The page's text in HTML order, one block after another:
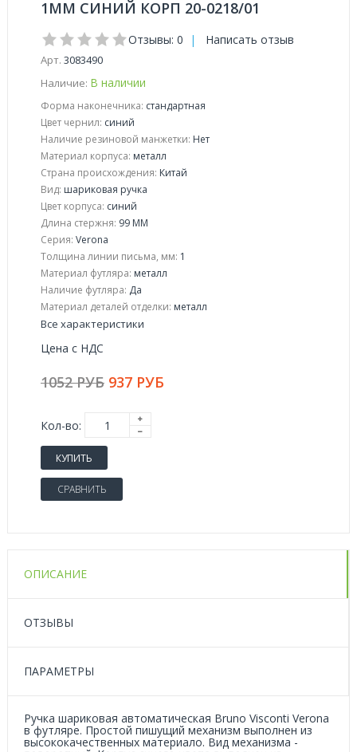
1ММ СИНИЙ КОРП 20-0218/01
Отзывы: 0 | Написать отзыв
Арт. 3083490
Наличие: В наличии
Форма наконечника: стандартная
Цвет чернил: синий
Наличие резиновой манжетки: Нет
Материал корпуса: металл
Страна происхождения: Китай
Вид: шариковая ручка
Цвет корпуса: синий
Длина стержня: 99 ММ
Серия: Verona
Толщина линии письма, мм: 1
Материал футляра: металл
Наличие футляра: Да
Материал деталей отделки: металл
Все характеристики
Цена с НДС
1052 РУБ 937 РУБ
Кол-во:
КУПИТЬ
СРАВНИТЬ
ОПИСАНИЕ
ОТЗЫВЫ
ПАРАМЕТРЫ
Ручка шариковая автоматическая Bruno Visconti Verona
в футляре. Простой пишущий механизм выполнен из
высококачественных материало. Вид механизма -